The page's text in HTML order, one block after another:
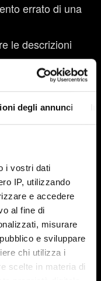
degli annunci
i vostri dati
IP, utilizzando
e accedere
al fine di
misurare
e sviluppare
chi utilizza i
scelte in materia di
errato di una
le descrizioni
interfaccia
skin